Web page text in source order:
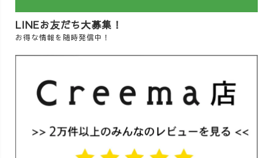
LINEお友だち大募集！
お得な情報を随時発信中！